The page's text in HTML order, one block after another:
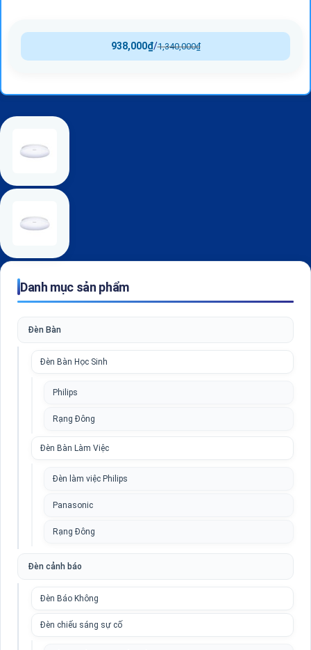
1,340,000₫
/
938,000₫
Danh mục sản phẩm
Đèn Bàn
Đèn Bàn Học Sinh
Philips
Rạng Đông
Đèn Bàn Làm Việc
Đèn làm việc Philips
Panasonic
Rạng Đông
Đèn cảnh báo
Đèn Báo Không
Đèn chiếu sáng sự cố